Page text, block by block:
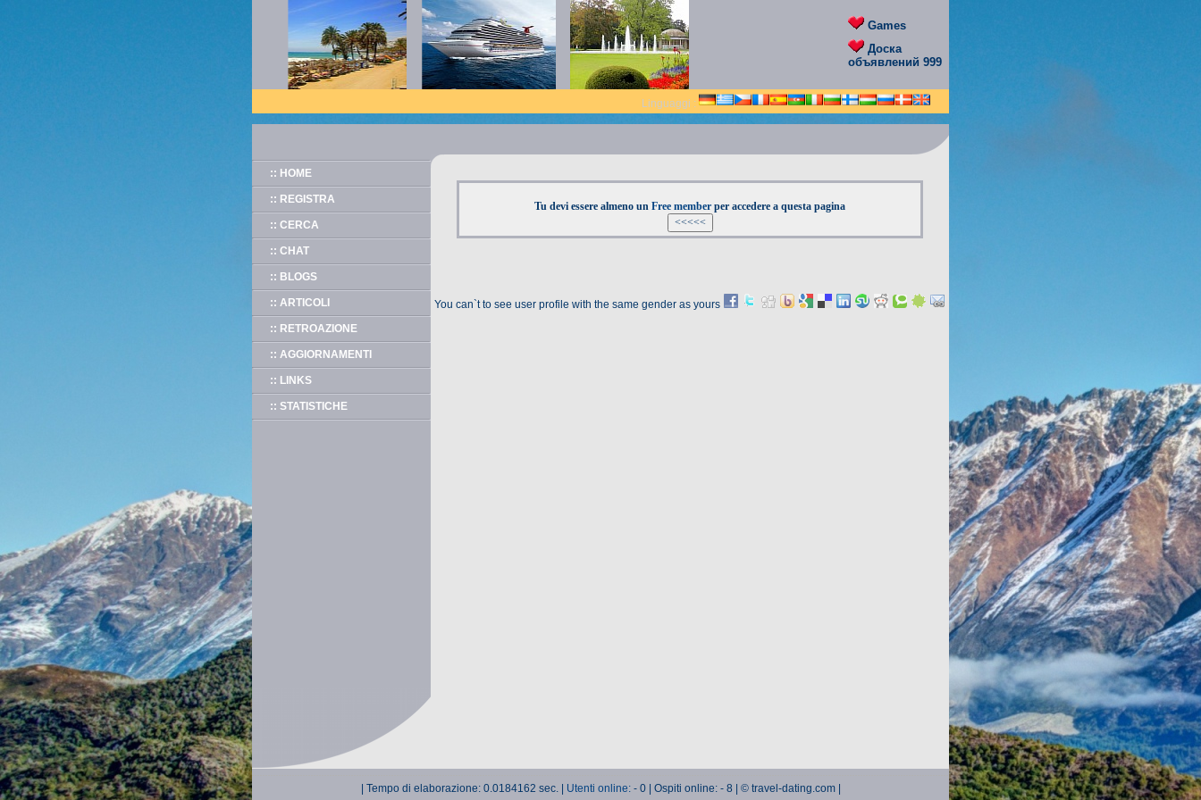
Games
Доска
объявлений 999
Linguaggi :
:: HOME
:: REGISTRA
:: CERCA
:: CHAT
:: BLOGS
:: ARTICOLI
:: RETROAZIONE
:: AGGIORNAMENTI
:: LINKS
:: STATISTICHE
Tu devi essere almeno un Free member per accedere a questa pagina
You can`t to see user profile with the same gender as yours
| Tempo di elaborazione: 0.0184162 sec. | Utenti online: - 0 | Ospiti online: - 8 | © travel-dating.com |